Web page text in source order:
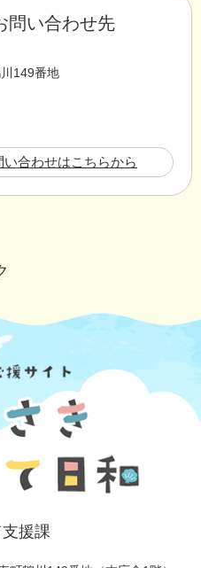
問い合わせ先
149番地
い合わせはこちらから
援課